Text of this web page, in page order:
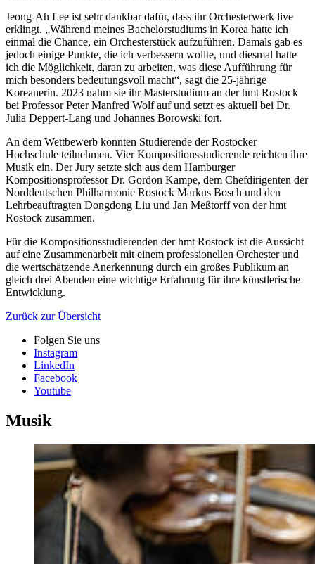
Jeong-Ah Lee ist sehr dankbar dafür, dass ihr Orchesterwerk live
erklingt. „Während meines Bachelorstudiums in Korea hatte ich
einmal die Chance, ein Orchesterstück aufzuführen. Damals gab es
jedoch einige Punkte, die ich verbessern wollte, und diesmal hatte
ich die Möglichkeit, daran zu arbeiten, was diese Aufführung für
mich besonders bedeutungsvoll macht“, sagt die 25-jährige
Koreanerin. 2023 nahm sie ihr Masterstudium an der hmt Rostock
bei Professor Peter Manfred Wolf auf und setzt es aktuell bei Dr.
Julia Deppert-Lang und Johannes Borowski fort.
An dem Wettbewerb konnten Studierende der Rostocker
Hochschule teilnehmen. Vier Kompositionsstudierende reichten ihre
Musik ein. Der Jury setzte sich aus dem Hamburger
Kompositionsprofessor Dr. Gordon Kampe, dem Chefdirigenten der
Norddeutschen Philharmonie Rostock Markus Bosch und den
Lehrbeauftragten Dongdong Liu und Jan Meßtorff von der hmt
Rostock zusammen.
Für die Kompositionsstudierenden der hmt Rostock ist die Aussicht
auf eine Zusammenarbeit mit einem professionellen Orchester und
die wertschätzende Anerkennung durch ein großes Publikum an
gleich drei Abenden eine wichtige Erfahrung für ihre künstlerische
Entwicklung.
Zurück zur Übersicht
Folgen Sie uns
Instagram
LinkedIn
Facebook
Youtube
Musik